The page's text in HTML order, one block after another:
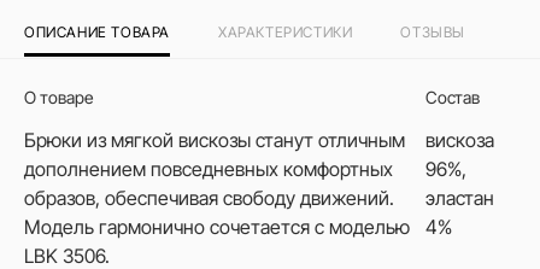
ОПИСАНИЕ ТОВАРА ХАРАКТЕРИСТИКИ ОТЗЫВЫ
О товаре
Брюки из мягкой вискозы станут отличным
дополнением повседневных комфортных
образов, обеспечивая свободу движений.
Модель гармонично сочетается с моделью
LBK 3506.
Состав
вискоза
96%,
эластан
4%